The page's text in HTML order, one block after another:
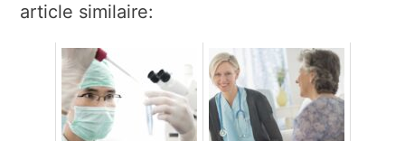
article similaire: